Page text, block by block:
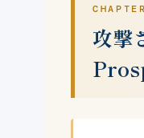
攻撃